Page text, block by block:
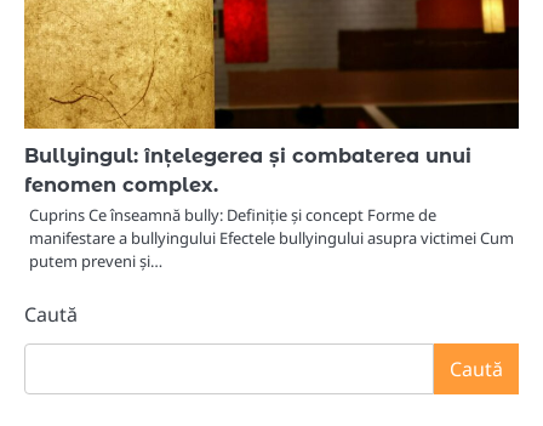
Bullyingul: înțelegerea și combaterea unui
fenomen complex.
Cuprins Ce înseamnă bully: Definiție și concept Forme de
manifestare a bullyingului Efectele bullyingului asupra victimei Cum
putem preveni și…
Caută
Caută